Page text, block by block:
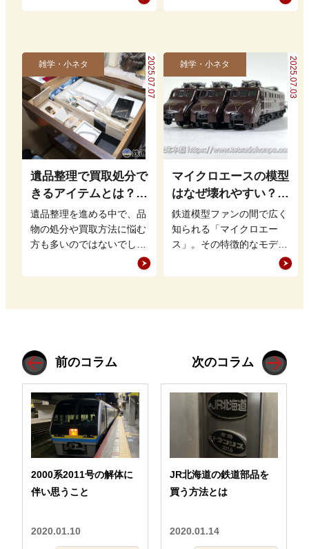
う扱うかという問題から、
れば良いのかやり方が分か
2025.07.07
雑学・小ネタ
遺品整理で買取処分で
きるアイテムとは？鉄
道グッズを高く売るポ
イントも
遺品整理を進める中で、品
物の処分や買取方法に悩む
方も多いのではないでしょ
うか。特に、まだ価値のあ
る品物は適切に買取に出す
2025.07.03
雑学・小ネタ
マイクロエースの模型
はなぜ壊れやすい？｜
特徴と対策を解説
鉄道模型ファンの間で広く
知られる「マイクロエー
ス」。その特徴的なモデル
展開や緻密なディテールが
魅力ですが、「壊れやす
前のコラム
2000系2011号の解体に
伴い思うこと
2020.01.10
次のコラム
JR北海道の鉄道部品を
買う方法とは
2020.01.14